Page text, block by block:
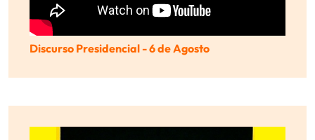
Discurso Presidencial - 6 de Agosto